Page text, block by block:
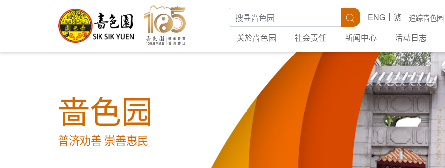
搜寻关键字 搜寻 追踪啬色园
ENG
繁
关於啬色园
社会责任 新闻中心 活动日志
啬色园
普济劝善 崇善惠民